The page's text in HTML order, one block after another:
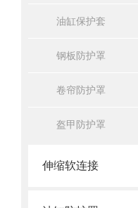
油缸保护套
钢板防护罩
卷帘防护罩
盔甲防护罩
伸缩软连接